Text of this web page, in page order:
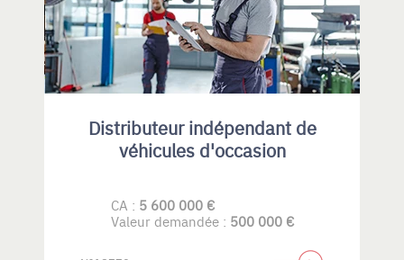
Distributeur indépendant de
véhicules d'occasion
CA : 5 600 000 €
Valeur demandée : 500 000 €